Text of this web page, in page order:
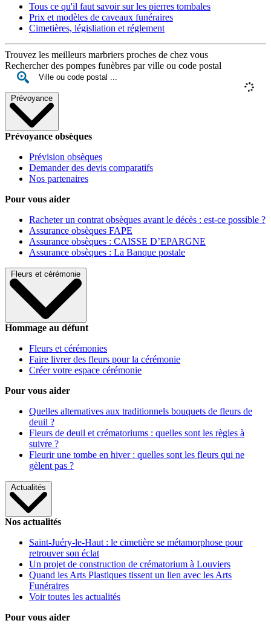
Tous ce qu'il faut savoir sur les pierres tombales
Prix et modèles de caveaux funéraires
Cimetières, législiation et réglement
Trouvez les meilleurs marbriers proches de chez vous
Rechercher des pompes funèbres par ville ou code postal
Prévoyance
Prévoyance obsèques
Prévision obsèques
Demander des devis comparatifs
Nos partenaires
Pour vous aider
Racheter un contrat obsèques avant le décès : est-ce possible ?
Assurance obsèques FAPE
Assurance obsèques : CAISSE D’EPARGNE
Assurance obsèques : La Banque postale
Fleurs et cérémonie
Hommage au défunt
Fleurs et cérémonies
Faire livrer des fleurs pour la cérémonie
Créer votre espace cérémonie
Pour vous aider
Quelles alternatives aux traditionnels bouquets de fleurs de
deuil ?
Fleurs de deuil et crématoriums : quelles sont les règles à
suivre ?
Fleurir une tombe en hiver : quelles sont les fleurs qui ne
gèlent pas ?
Actualités
Nos actualités
Saint-Juéry-le-Haut : le cimetière se métamorphose pour
retrouver son éclat
Un projet de construction de crématorium à Louviers
Quand les Arts Plastiques tissent un lien avec les Arts
Funéraires
Voir toutes les actualités
Pour vous aider